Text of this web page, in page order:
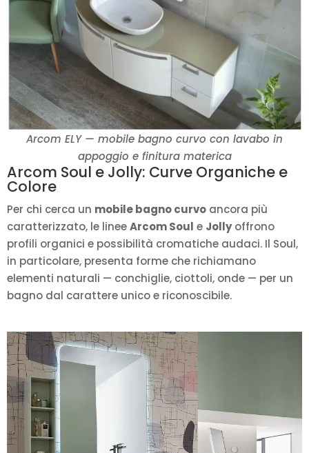
Arcom ELY — mobile bagno curvo con lavabo in
appoggio e finitura materica
Arcom Soul e Jolly: Curve Organiche e
Colore
Per chi cerca un mobile bagno curvo ancora più
caratterizzato, le lineeArcom Soul e Jollyoffrono
profili organici e possibilità cromatiche audaci. Il Soul,
in particolare, presenta forme che richiamano
elementi naturali — conchiglie, ciottoli, onde — per un
bagno dal carattere unico e riconoscibile.